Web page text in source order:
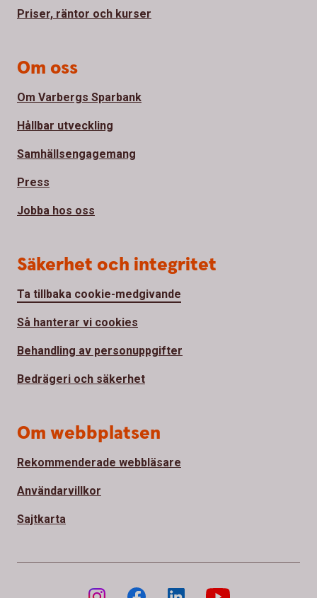
Priser, räntor och kurser
Om oss
Om Varbergs Sparbank
Hållbar utveckling
Samhällsengagemang
Press
Jobba hos oss
Säkerhet och integritet
Ta tillbaka cookie-medgivande
Så hanterar vi cookies
Behandling av personuppgifter
Bedrägeri och säkerhet
Om webbplatsen
Rekommenderade webbläsare
Användarvillkor
Sajtkarta